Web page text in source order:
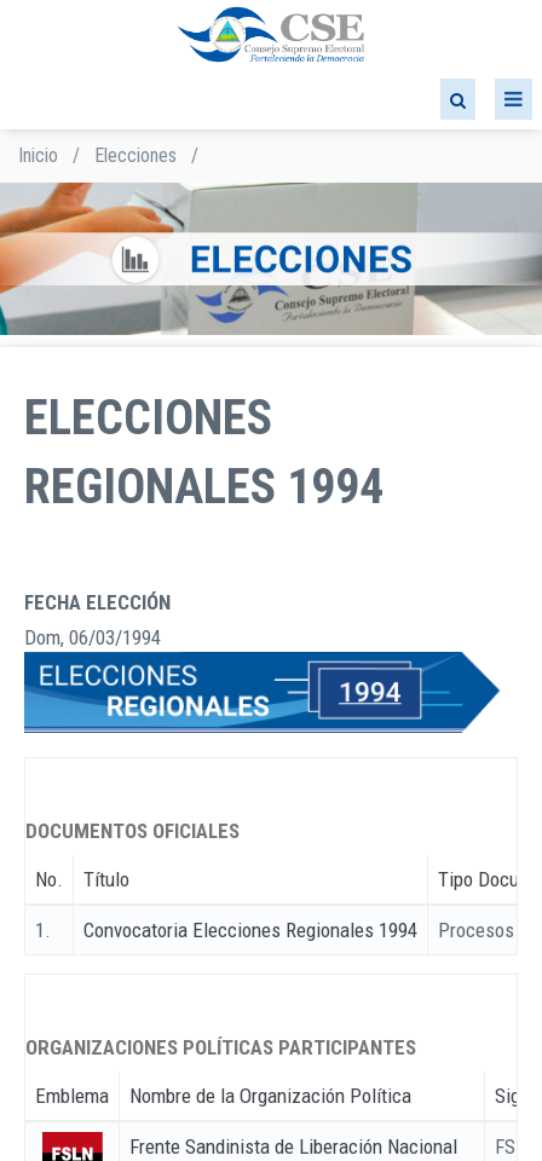
Sobrescribir
enlaces
de
ayuda
a
la
navegación
Inicio / Elecciones /
ELECCIONES
REGIONALES 1994
FECHA ELECCIÓN
Dom, 06/03/1994
DOCUMENTOS OFICIALES
No.
Título Tipo
1. Convocatoria Elecciones Regionales 1994 Procesos
ORGANIZACIONES POLÍTICAS PARTICIPANTES
Emblema
Nombre de la Organización Política
Frente Sandinista de Liberación Nacional FSLN